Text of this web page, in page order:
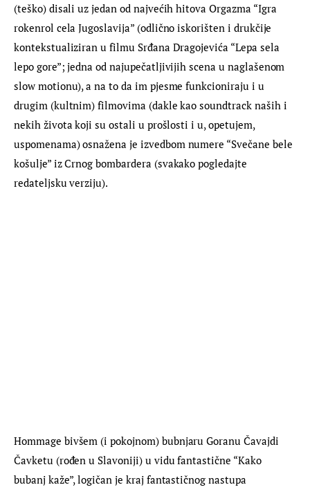
(teško) disali uz jedan od najvećih hitova Orgazma “Igra
rokenrol cela Jugoslavija” (odlično iskorišten i drukčije
kontekstualiziran u filmu Srđana Dragojevića “Lepa sela
lepo gore”; jedna od najupečatljivijih scena u naglašenom
slow motionu), a na to da im pjesme funkcioniraju i u
drugim (kultnim) filmovima (dakle kao soundtrack naših i
nekih života koji su ostali u prošlosti i u, opetujem,
uspomenama) osnažena je izvedbom numere “Svečane bele
košulje” iz Crnog bombardera (svakako pogledajte
redateljsku verziju).
Hommage bivšem (i pokojnom) bubnjaru Goranu Čavajdi
Čavketu (rođen u Slavoniji) u vidu fantastične “Kako
bubanj kaže”, logičan je kraj fantastičnog nastupa